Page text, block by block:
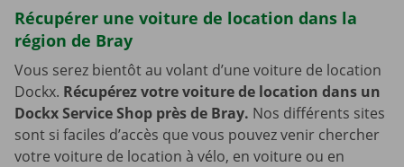
Récupérer une voiture de location dans la
région de Bray
Vous serez bientôt au volant d’une voiture de location
Dockx. Récupérez votre voiture de location dans un
Dockx Service Shop près de Bray. Nos différents sites
sont si faciles d’accès que vous pouvez venir chercher
votre voiture de location à vélo, en voiture ou en